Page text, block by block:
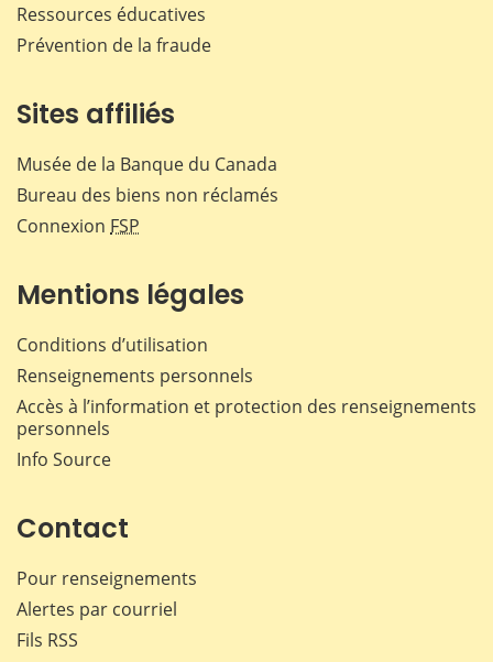
Ressources éducatives
Prévention de la fraude
Sites affiliés
Musée de la Banque du Canada
Bureau des biens non réclamés
Connexion FSP
Mentions légales
Conditions d’utilisation
Renseignements personnels
Accès à l’information et protection des renseignements
personnels
Info Source
Contact
Pour renseignements
Alertes par courriel
Fils RSS